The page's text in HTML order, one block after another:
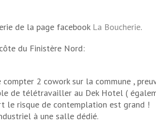
de la page facebook La Boucherie.
du Finistère Nord:
compter 2 cowork sur la commune ,
télétravailler au Dek Hotel (
le risque de contemplation est grand !
à une salle dédié.